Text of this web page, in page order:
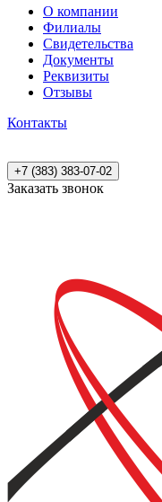
О компании
Филиалы
Свидетельства
Документы
Реквизиты
Отзывы
Контакты
+7 (383) 383-07-02
Заказать звонок